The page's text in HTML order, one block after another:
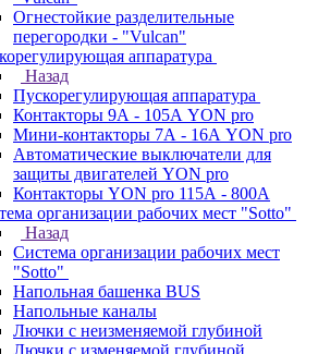
Огнестойкие разделительные
перегородки - "Vulcan"
аппаратура
Назад
Пускорегулирующая аппаратура
Контакторы 9А - 105А YON pro
Мини-контакторы 7А - 16А YON pro
Автоматические выключатели для
защиты двигателей YON pro
Контакторы YON pro 115А - 800А
организации рабочих мест "Sotto"
Назад
Система организации рабочих мест
"Sotto"
Напольная башенка BUS
Напольные каналы
Лючки с неизменяемой глубиной
Лючки с изменяемой глубиной